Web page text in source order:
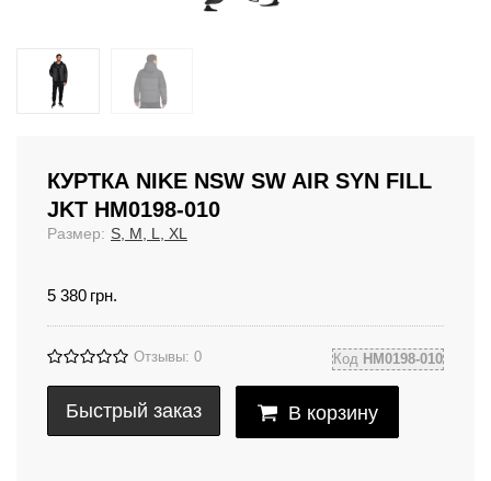
КУРТКА NIKE NSW SW AIR SYN FILL
JKT HM0198-010
Размер: S, M, L, XL
5 380 грн.
Отзывы: 0 Код HM0198-010
Быстрый заказ В корзину